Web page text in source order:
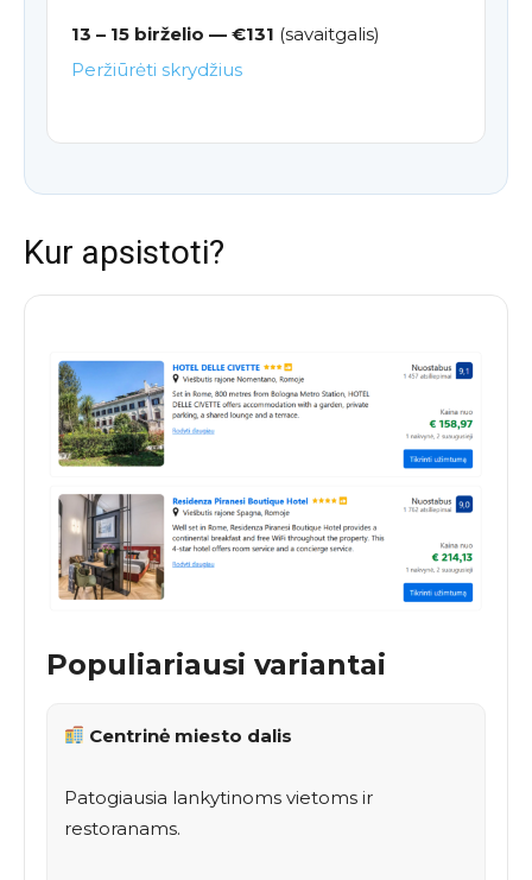
13 – 15 birželio — €131 (savaitgalis)
Peržiūrėti skrydžius
Kur apsistoti?
Populiariausi variantai
Centrinė miesto dalis
Patogiausia lankytinoms vietoms ir
restoranams.